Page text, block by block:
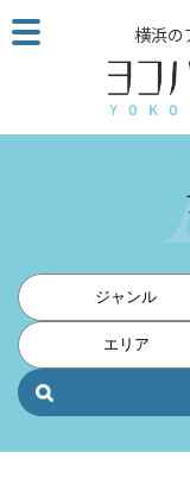
こ
の
ジ
読
他
ペ
横浜の
ジャンル
エリア